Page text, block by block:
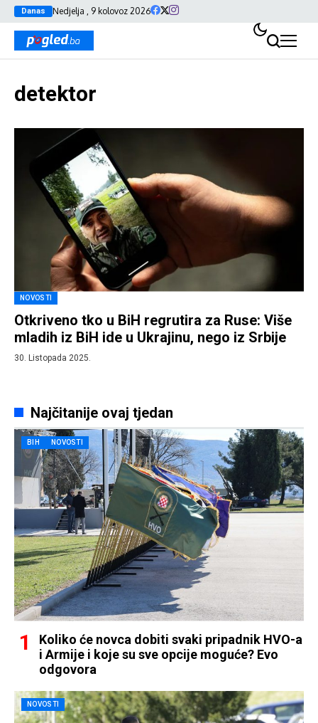
Danas Nedjelja , 9 kolovoz 2026
detektor
NOVOSTI
Otkriveno tko u BiH regrutira za Ruse: Više
mladih iz BiH ide u Ukrajinu, nego iz Srbije
30. Listopada 2025.
Najčitanije ovaj tjedan
BIH NOVOSTI
Koliko će novca dobiti svaki pripadnik HVO-a
i Armije i koje su sve opcije moguće? Evo
odgovora
NOVOSTI